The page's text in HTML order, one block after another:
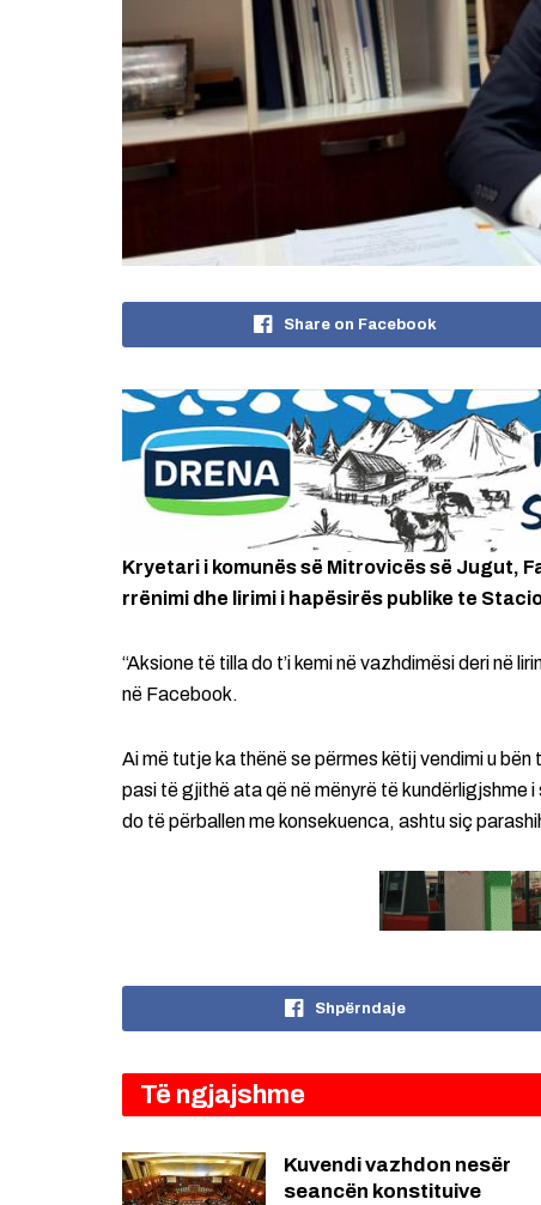
Share on Facebook
Kryetari i komunës së Mitrovicës së Jugut,
rrënimi dhe lirimi i hapësirës publike te
“Aksione të tilla do t’i kemi në vazhdimësi deri në
në Facebook.
Ai më tutje ka thënë se përmes këtij vendimi u
pasi të gjithë ata që në mënyrë të kundërligjshme
do të përballen me konsekuenca, ashtu siç
Shpërndaje
Të ngjajshme
Kuvendi vazhdon nesër
seancën konstituive